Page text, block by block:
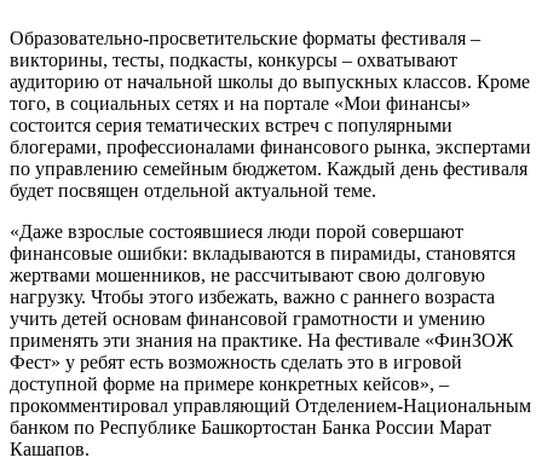
Образовательно-просветительские форматы фестиваля –
викторины, тесты, подкасты, конкурсы – охватывают
аудиторию от начальной школы до выпускных классов. Кроме
того, в социальных сетях и на портале «Мои финансы»
состоится серия тематических встреч с популярными
блогерами, профессионалами финансового рынка, экспертами
по управлению семейным бюджетом. Каждый день фестиваля
будет посвящен отдельной актуальной теме.
«Даже взрослые состоявшиеся люди порой совершают
финансовые ошибки: вкладываются в пирамиды, становятся
жертвами мошенников, не рассчитывают свою долговую
нагрузку. Чтобы этого избежать, важно с раннего возраста
учить детей основам финансовой грамотности и умению
применять эти знания на практике. На фестивале «ФинЗОЖ
Фест» у ребят есть возможность сделать это в игровой
доступной форме на примере конкретных кейсов», –
прокомментировал управляющий Отделением-Национальным
банком по Республике Башкортостан Банка России Марат
Кашапов.